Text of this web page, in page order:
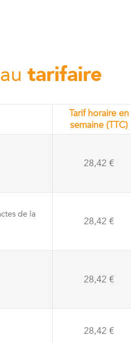
tarifaire
Tarif horaire en
semaine (TTC)
28,42 €
de la
28,42 €
28,42 €
28,42 €